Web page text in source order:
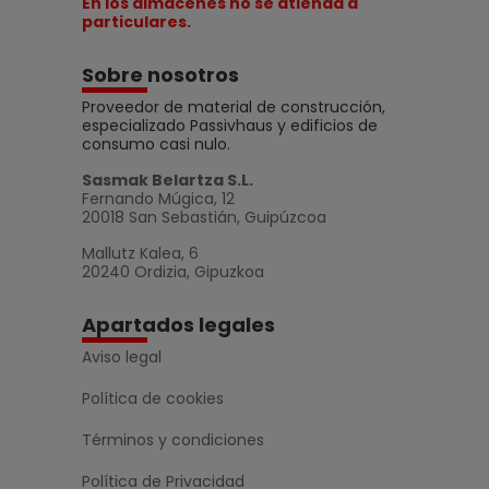
particulares.
Sobre nosotros
Proveedor de material de construcción,
especializado Passivhaus y edificios de
consumo casi nulo.
Sasmak Belartza S.L.
Fernando Múgica, 12
20018 San Sebastián, Guipúzcoa
Mallutz Kalea, 6
20240 Ordizia, Gipuzkoa
Apartados legales
Aviso legal
Política de cookies
Términos y condiciones
Política de Privacidad